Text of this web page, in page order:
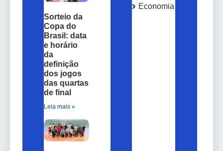
Sorteio da
Copa do
Brasil: data
e horário
da
definição
dos jogos
das quartas
de final
Leia mais »
Economia